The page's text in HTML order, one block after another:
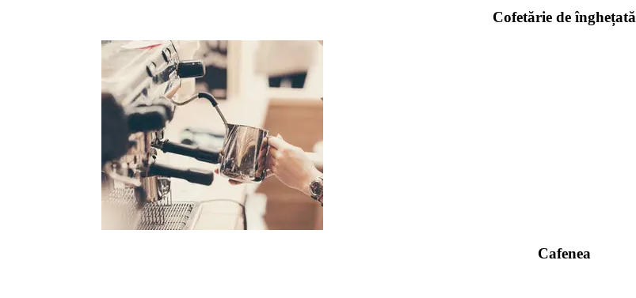
Cofetărie de înghețată
Cafenea